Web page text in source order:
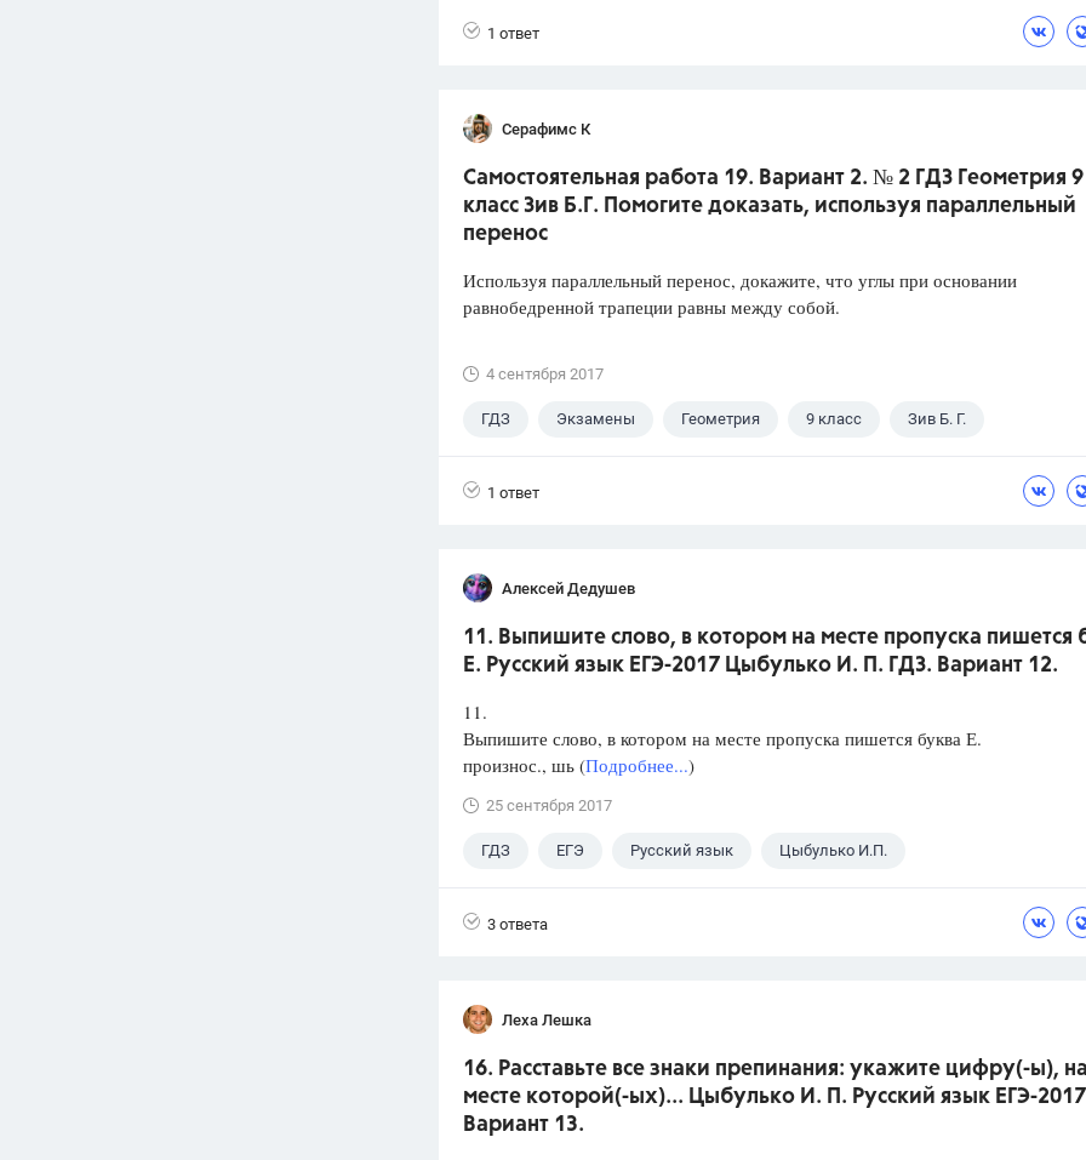
1 ответ
Серафимс К
Самостоятельная работа 19. Вариант 2. № 2 ГДЗ Геометрия 9
класс Зив Б.Г. Помогите доказать, используя параллельный
перенос
Используя параллельный перенос, докажите, что углы при основании
равнобедренной трапеции равны между собой.
4 сентября 2017
ГДЗ Экзамены Геометрия 9 класс Зив Б. Г.
1 ответ
Алексей Дедушев
11. Выпишите слово, в котором на месте пропуска пишется
Е. Русский язык ЕГЭ-2017 Цыбулько И. П. ГДЗ. Вариант 12.
11.
Выпишите слово, в котором на месте пропуска пишется буква Е.
произнос., шь (Подробнее...)
25 сентября 2017
ГДЗ ЕГЭ Русский язык Цыбулько И.П.
3 ответа
Леха Лешка
16. Расставьте все знаки препинания: укажите цифру(-ы), на
месте которой(-ых)... Цыбулько И. П. Русский язык ЕГЭ-
Вариант 13.